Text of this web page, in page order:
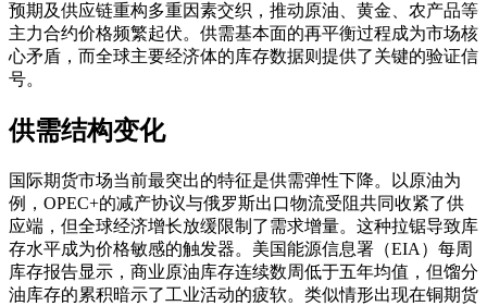
预期及供应链重构多重因素交织，推动原油、黄金、农产品等
主力合约价格频繁起伏。供需基本面的再平衡过程成为市场核
心矛盾，而全球主要经济体的库存数据则提供了关键的验证信
号。
供需结构变化
国际期货市场当前最突出的特征是供需弹性下降。以原油为
例，OPEC+的减产协议与俄罗斯出口物流受阻共同收紧了供
应端，但全球经济增长放缓限制了需求增量。这种拉锯导致库
存水平成为价格敏感的触发器。美国能源信息署（EIA）每周
库存报告显示，商业原油库存连续数周低于五年均值，但馏分
油库存的累积暗示了工业活动的疲软。类似情形出现在铜期货